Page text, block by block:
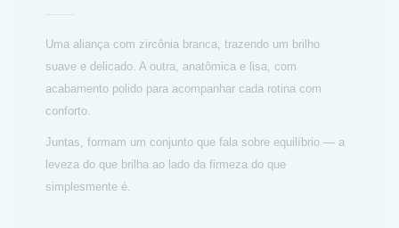
Uma aliança com zircônia branca, trazendo um brilho
suave e delicado. A outra, anatômica e lisa, com
acabamento polido para acompanhar cada rotina com
conforto.
Juntas, formam um conjunto que fala sobre equilíbrio — a
leveza do que brilha ao lado da firmeza do que
simplesmente é.